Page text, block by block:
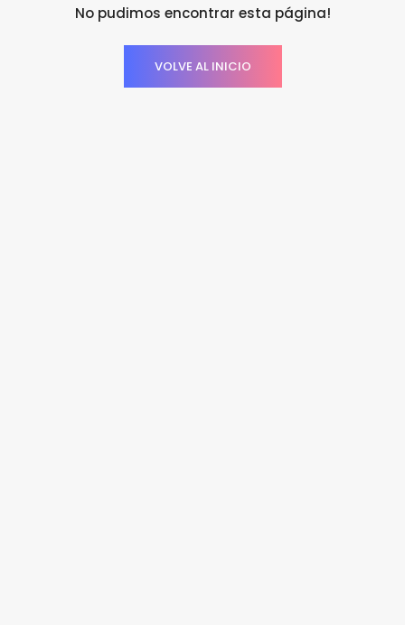
No pudimos encontrar esta página!
VOLVE AL INICIO